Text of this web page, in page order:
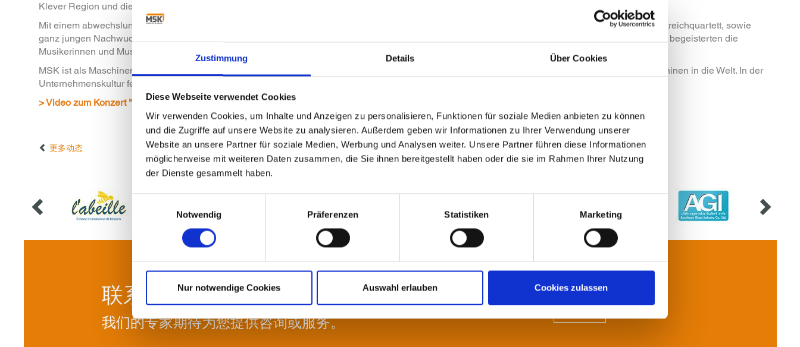
Zustimmung Details Über Cookies
Diese Webseite verwendet Cookies
Wir verwenden Cookies, um Inhalte und Anzeigen zu personalisieren, Funktionen für soziale Medien anbieten zu können
und die Zugriffe auf unsere Website zu analysieren. Außerdem geben wir Informationen zu Ihrer Verwendung unserer
Website an unsere Partner für soziale Medien, Werbung und Analysen weiter. Unsere Partner führen diese Informationen
möglicherweise mit weiteren Daten zusammen, die Sie ihnen bereitgestellt haben oder die sie im Rahmen Ihrer Nutzung
der Dienste gesammelt haben.
Notwendig
Präferenzen Statistiken Marketing
Nur notwendige Cookies Auswahl erlauben Cookies zulassen
Klever Region und die positive Resonanz mit nahezu vollständig besetzten Plätzen hat alle Beteiligten gefreut.
Mit einem abwechslungsreichen Programm, gespielt von Solistinnen an der Violine zusammen mit dem Gelderner Streichorchester, dem Primavera Streichquartett, sowie
ganz jungen Nachwuchstalenten der Kreismusikschulen an der Violine und am Klavier und dem international tätigen Solopianisten Max Philip Klüser, begeisterten die
Musikerinnen und Musiker das Publikum. Es bedankte sich mit langem Applaus für das musikalische Erlebnis in dieser besonderen Atmosphäre.
MSK ist als Maschinenbauunternehmen mit Mutterhaus in Kleve eine internationale Marke und liefert von Kleve aus Hochleistungsverpackungsmaschinen in die Welt. In der
Unternehmenskultur fest verankert ist die regelmäßige Förderung lokaler und internationaler sozialer und Umweltprojekte.
> Video zum Konzert "Industry meets Classic"
更多动态
联系我们!
我们的专家期待为您提供咨询或服务。
联系我们